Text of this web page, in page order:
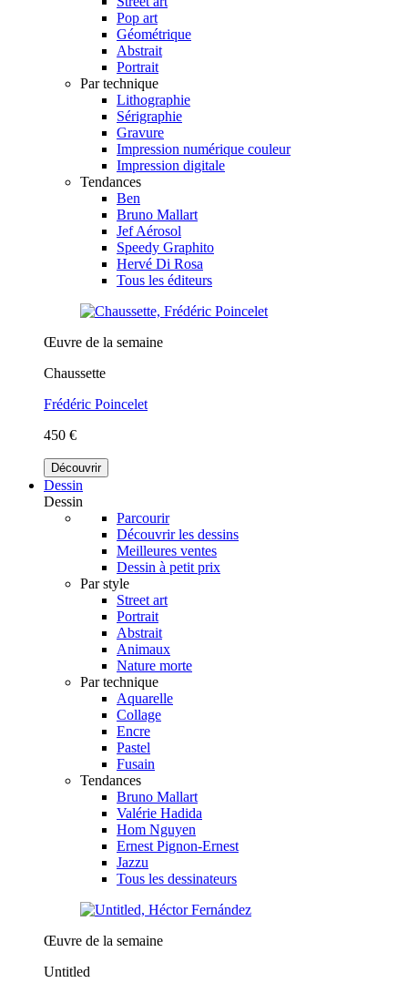
Pop art
Géométrique
Abstrait
Portrait
Par technique
Lithographie
Sérigraphie
Gravure
Impression numérique couleur
Impression digitale
Tendances
Ben
Bruno Mallart
Jef Aérosol
Speedy Graphito
Hervé Di Rosa
Tous les éditeurs
Œuvre de la semaine
Chaussette
Frédéric Poincelet
450 €
Découvrir
Dessin
Dessin
Parcourir
Découvrir les dessins
Meilleures ventes
Dessin à petit prix
Par style
Street art
Portrait
Abstrait
Animaux
Nature morte
Par technique
Aquarelle
Collage
Encre
Pastel
Fusain
Tendances
Bruno Mallart
Valérie Hadida
Hom Nguyen
Ernest Pignon-Ernest
Jazzu
Tous les dessinateurs
Œuvre de la semaine
Untitled